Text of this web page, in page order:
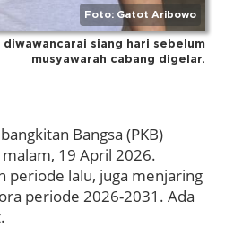
Foto: Gatot Aribowo
siang hari sebelum
musyawarah cabang digelar.
Bangsa (PKB)
19 April 2026.
periode lalu, juga menjaring
periode 2026-2031. Ada